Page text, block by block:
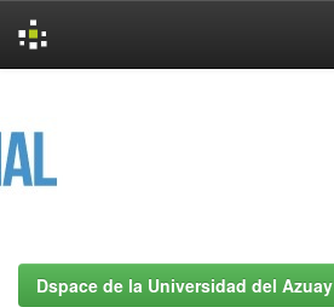
Dspace de la Universidad del Azuay